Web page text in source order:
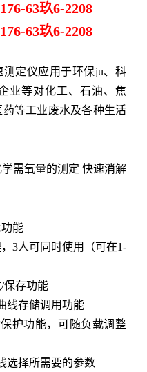
63玖6-2208
63玖6-2208
测定仪应用于环保ju、科
业等对化工、石油、焦
等工业废水及各种生活
学需氧量的测定 快速消解
能
3人可同时使用（可在1-
保存功能
线存储调用功能
护功能，可随负载调整
选择所需要的参数